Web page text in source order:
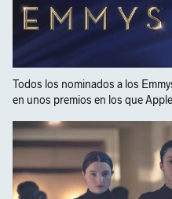
Todos los nominados a los
en unos premios en los que